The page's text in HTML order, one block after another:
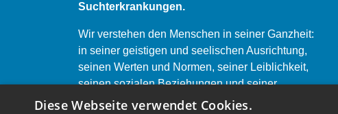
Suchterkrankungen.
Wir verstehen den Menschen in seiner Ganzheit:
in seiner geistigen und seelischen Ausrichtung,
seinen Werten und Normen, seiner Leiblichkeit,
seinen sozialen Beziehungen und seiner
Lebensgeschichte.
Diese Webseite verwendet Cookies.